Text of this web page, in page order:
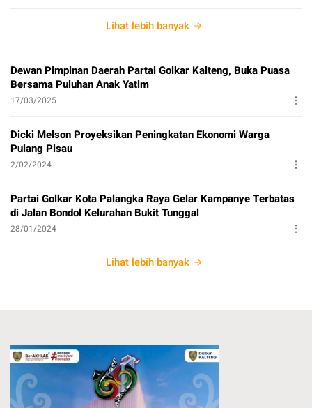
Lihat lebih banyak
Dewan Pimpinan Daerah Partai Golkar Kalteng, Buka Puasa
Bersama Puluhan Anak Yatim
17/03/2025
Dicki Melson Proyeksikan Peningkatan Ekonomi Warga
Pulang Pisau
2/02/2024
Partai Golkar Kota Palangka Raya Gelar Kampanye Terbatas
di Jalan Bondol Kelurahan Bukit Tunggal
28/01/2024
Lihat lebih banyak